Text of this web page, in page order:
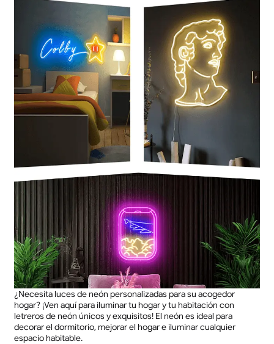
¿Necesita luces de neón personalizadas para su acogedor
hogar? ¡Ven aquí para iluminar tu hogar y tu habitación con
letreros de neón únicos y exquisitos! El neón es ideal para
decorar el dormitorio, mejorar el hogar e iluminar cualquier
espacio habitable.